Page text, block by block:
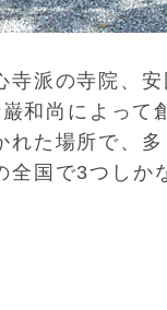
派の寺院、
和尚によって
た場所で、
国で3つしか